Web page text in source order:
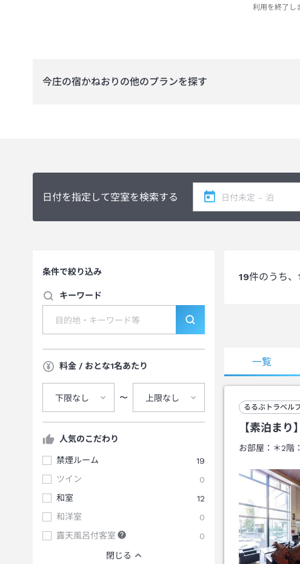
利用を終了し
今庄の宿かねおり の他のプランを探す
日付を指定して空室を検索する
条件で絞り込み
キーワード
料金 / おとな1名あたり
下限なし 〜 上限なし
人気のこだわり
禁煙ルーム
19
ツイン
0
和室
12
和洋室
0
露天風呂付客室
0
閉じる
19件のうち、
一覧
るるぶトラベル
【素泊ま
お部屋： ＊2階